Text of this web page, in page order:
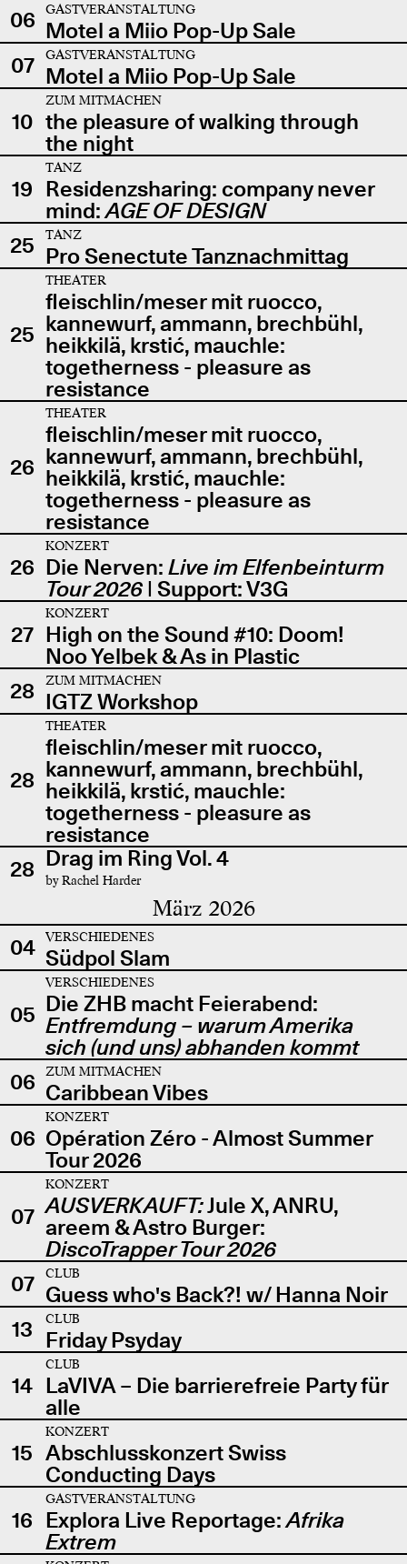
06
GASTVERANSTALTUNG
Motel a Miio Pop-Up Sale
07
GASTVERANSTALTUNG
Motel a Miio Pop-Up Sale
10
ZUM MITMACHEN
the pleasure of walking through
the night
19
TANZ
Residenzsharing: company never
mind:AGE OF DESIGN
25
TANZ
Pro Senectute Tanznachmittag
25
THEATER
fleischlin/meser mit ruocco,
kannewurf, ammann, brechbühl,
heikkilä, krstić, mauchle:
togetherness - pleasure as
resistance
26
THEATER
fleischlin/meser mit ruocco,
kannewurf, ammann, brechbühl,
heikkilä, krstić, mauchle:
togetherness - pleasure as
resistance
26
KONZERT
Die Nerven: Live im Elfenbeinturm
Tour 2026| Support: V3G
27
KONZERT
High on the Sound #10: Doom!
Noo Yelbek & As in Plastic
28
ZUM MITMACHEN
IGTZ Workshop
28
THEATER
fleischlin/meser mit ruocco,
kannewurf, ammann, brechbühl,
heikkilä, krstić, mauchle:
togetherness - pleasure as
resistance
28 Drag im Ring Vol. 4
by Rachel Harder
März 2026
04 VERSCHIEDENES
Südpol Slam
05
VERSCHIEDENES
Die ZHB macht Feierabend:
Entfremdung – warum Amerika
sich (und uns) abhanden kommt
06
ZUM MITMACHEN
Caribbean Vibes
06
KONZERT
Opération Zéro - Almost Summer
Tour 2026
07
KONZERT
AUSVERKAUFT:Jule X, ANRU,
areem & Astro Burger:
DiscoTrapper Tour 2026
07
CLUB
Guess who's Back?! w/ Hanna Noir
13
CLUB
Friday Psyday
14
CLUB
LaVIVA – Die barrierefreie Party für
alle
15
KONZERT
Abschlusskonzert Swiss
Conducting Days
16
GASTVERANSTALTUNG
Explora Live Reportage:Afrika
Extrem